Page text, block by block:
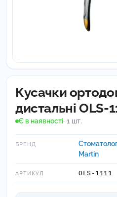
Кусачки
дистальні OLS-
Є в наявності· 1 шт.
БРЕНД
Martin
АРТИКУЛ OLS-1111